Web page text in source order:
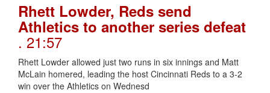
Rhett Lowder, Reds send
Athletics to another series defeat
. 21:57
Rhett Lowder allowed just two runs in six innings and Matt
McLain homered, leading the host Cincinnati Reds to a 3-2
win over the Athletics on Wednesd